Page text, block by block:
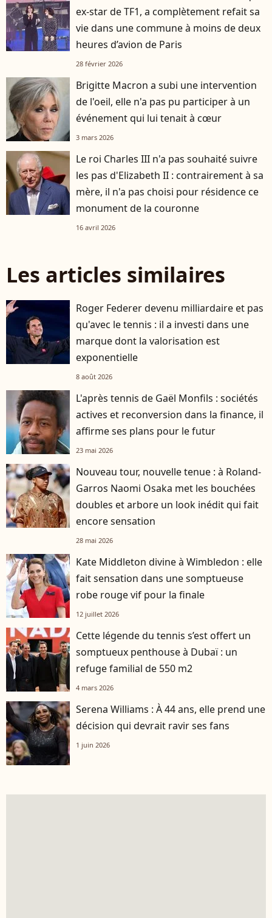
ex-star de TF1, a complètement refait sa
vie dans une commune à moins de deux
heures d’avion de Paris
28 février 2026
Brigitte Macron a subi une intervention
de l'oeil, elle n'a pas pu participer à un
événement qui lui tenait à cœur
3 mars 2026
Le roi Charles III n'a pas souhaité suivre
les pas d'Elizabeth II : contrairement à sa
mère, il n'a pas choisi pour résidence ce
monument de la couronne
16 avril 2026
Les articles similaires
Roger Federer devenu milliardaire et pas
qu'avec le tennis : il a investi dans une
marque dont la valorisation est
exponentielle
8 août 2026
L'après tennis de Gaël Monfils : sociétés
actives et reconversion dans la finance, il
affirme ses plans pour le futur
23 mai 2026
Nouveau tour, nouvelle tenue : à Roland-
Garros Naomi Osaka met les bouchées
doubles et arbore un look inédit qui fait
encore sensation
28 mai 2026
Kate Middleton divine à Wimbledon : elle
fait sensation dans une somptueuse
robe rouge vif pour la finale
12 juillet 2026
Cette légende du tennis s’est offert un
somptueux penthouse à Dubaï : un
refuge familial de 550 m2
4 mars 2026
Serena Williams : À 44 ans, elle prend une
décision qui devrait ravir ses fans
1 juin 2026